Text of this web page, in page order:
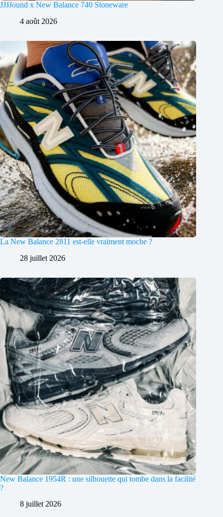
JJJJound x New Balance 740 Stoneware
4 août 2026
La New Balance 2811 est-elle vraiment moche ?
28 juillet 2026
New Balance 1954R : une silhouette qui tombe dans la facilité
?
8 juillet 2026